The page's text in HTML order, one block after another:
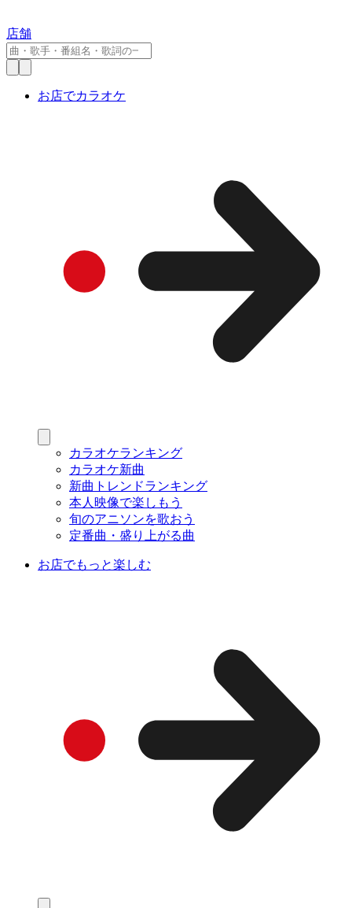
店舗
お店でカラオケ
カラオケランキング
カラオケ新曲
新曲トレンドランキング
本人映像で楽しもう
旬のアニソンを歌おう
定番曲・盛り上がる曲
お店でもっと楽しむ